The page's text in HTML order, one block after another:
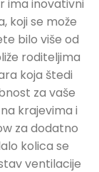
ima inovativni
koji se može
bilo više od
roditeljima
koja štedi
za vaše
krajevima i
za dodatno
kolica se
ventilacije